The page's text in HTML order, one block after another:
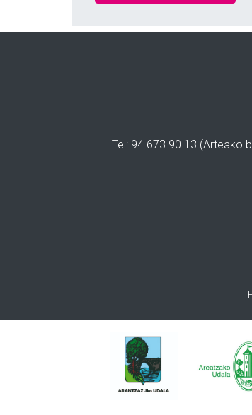
Tel: 94 673 90 13 (Arteako